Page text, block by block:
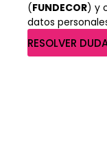
(FUNDECOR) y
datos
RESOLVER